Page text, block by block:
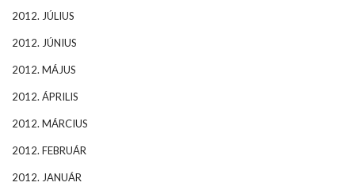
2012. JÚLIUS
2012. JÚNIUS
2012. MÁJUS
2012. ÁPRILIS
2012. MÁRCIUS
2012. FEBRUÁR
2012. JANUÁR